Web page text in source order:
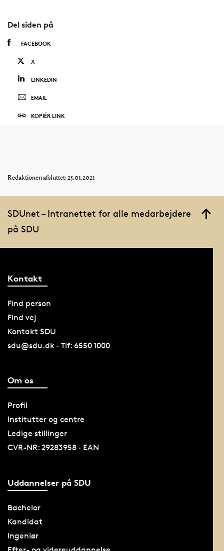
Del siden på
FACEBOOK
X
LINKEDIN
EMAIL
KOPIÉR LINK
Redaktionen afsluttet: 25.01.2021
SDUnet – Intranettet for alle medarbejdere
på SDU
Kontakt
Find person
Find vej
Kontakt SDU
sdu@sdu.dk · Tlf: 6550 1000
Om os
Profil
Institutter og centre
Ledige stillinger
CVR-NR: 29283958 · EAN
Uddannelser på SDU
Bachelor
Kandidat
Ingeniør